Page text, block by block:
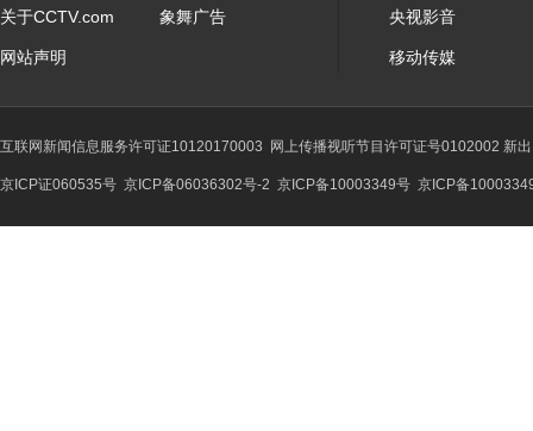
关于CCTV.com 象舞广告
网站声明
央视影音
移动传媒
互联网新闻信息服务许可证10120170003 网上传播视听节目许可证号0102002 新
京ICP证060535号 京ICP备06036302号-2 京ICP备10003349号 京ICP备